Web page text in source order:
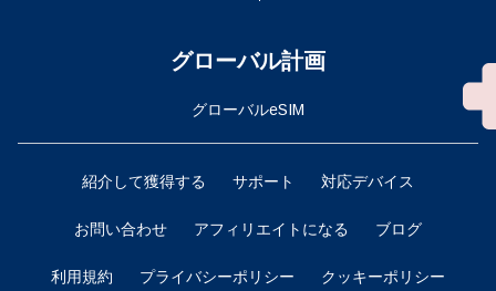
グローバル計画
グローバルeSIM
紹介して獲得する サポート 対応デバイス
お問い合わせ アフィリエイトになる ブログ
利用規約 プライバシーポリシー クッキーポリシー